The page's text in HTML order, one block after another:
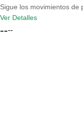
Sigue los movimientos
Ver Detalles
----